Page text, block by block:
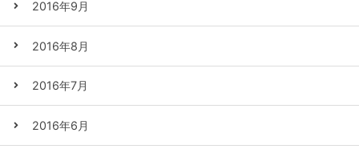
2016年9月
2016年8月
2016年7月
2016年6月